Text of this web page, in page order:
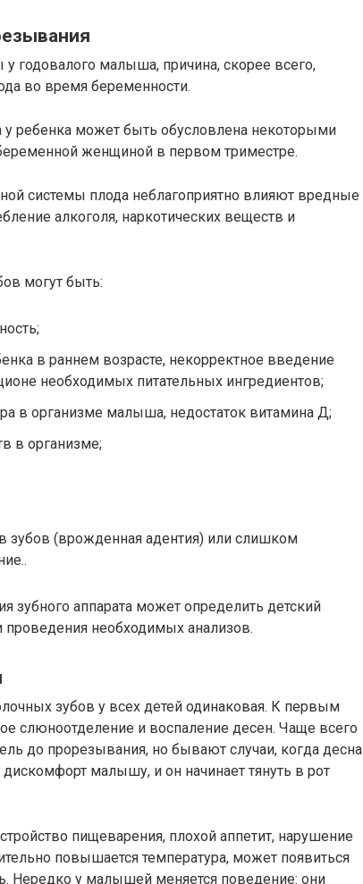
годовалого малыша, причина, скорее всего,
во время беременности.
у ребенка может быть обусловлена некоторыми
женщиной в первом триместре.
системы плода неблагоприятно влияют вредные
алкоголя, наркотических веществ и
могут быть:
в раннем возрасте, некорректное введение
необходимых питательных ингредиентов;
в организме малыша, недостаток витамина Д;
в организме;
зубов (врожденная адентия) или слишком
зубного аппарата может определить детский
проведения необходимых анализов.
зубов у всех детей одинаковая. К первым
слюноотделение и воспаление десен. Чаще всего
до прорезывания, но бывают случаи, когда десна
дискомфорт малышу, и он начинает тянуть в рот
пищеварения, плохой аппетит, нарушение
повышается температура, может появиться
Нередко у малышей меняется поведение: они